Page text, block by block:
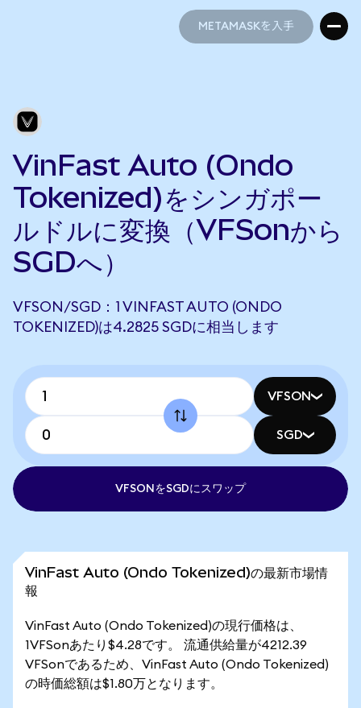
METAMASKを入手
VinFast Auto (Ondo
Tokenized)をシンガポー
ルドルに変換（VFSonから
SGDへ）
VFSON/SGD：1 VINFAST AUTO (ONDO
TOKENIZED)は4.2825 SGDに相当します
VFSON
SGD
VFSONをSGDにスワップ
VinFast Auto (Ondo Tokenized)の最新市場情
報
VinFast Auto (Ondo Tokenized)の現行価格は、
1VFSonあたり$4.28です。 流通供給量が4212.39
VFSonであるため、VinFast Auto (Ondo Tokenized)
の時価総額は$1.80万となります。